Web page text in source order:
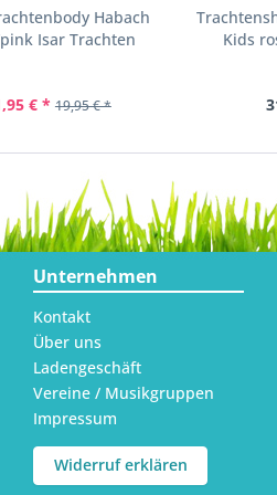
Habach
Isar Trachten
€ * 19,95 € *
Kids
Unternehmen
Kontakt
Über uns
Ladengeschäft
Vereine / Musikgruppen
Impressum
Widerruf erklären